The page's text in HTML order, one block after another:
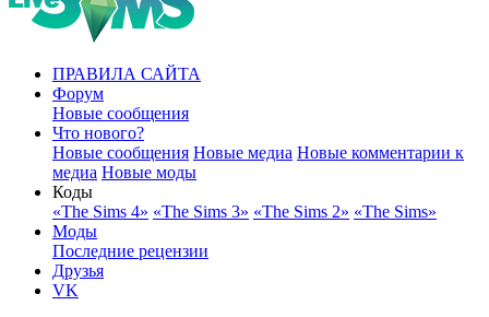
ПРАВИЛА САЙТА
Форум
Новые сообщения
Что нового?
Новые сообщения Новые медиа Новые комментарии к
медиа Новые моды
Коды
«The Sims 4» «The Sims 3» «The Sims 2» «The Sims»
Моды
Последние рецензии
Друзья
VK